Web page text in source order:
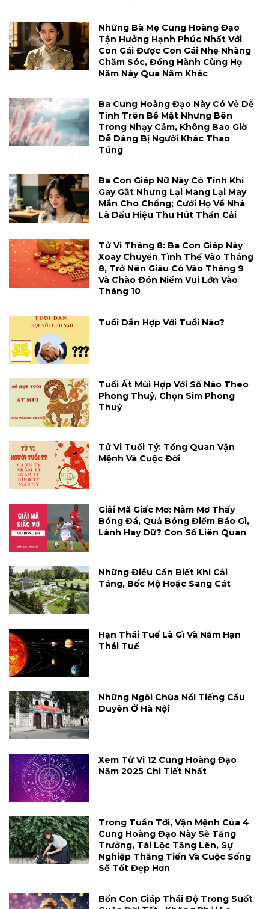
Những Bà Mẹ Cung Hoàng Đạo
Tận Hưởng Hạnh Phúc Nhất Với
Con Gái Được Con Gái Nhẹ Nhàng
Chăm Sóc, Đồng Hành Cùng Họ
Năm Này Qua Năm Khác
Ba Cung Hoàng Đạo Này Có Vẻ Dễ
Tính Trên Bề Mặt Nhưng Bên
Trong Nhạy Cảm, Không Bao Giờ
Dễ Dàng Bị Người Khác Thao
Túng
Ba Con Giáp Nữ Này Có Tính Khí
Gay Gắt Nhưng Lại Mang Lại May
Mắn Cho Chồng; Cưới Họ Về Nhà
Là Dấu Hiệu Thu Hút Thần Cải
Tử Vi Tháng 8: Ba Con Giáp Này
Xoay Chuyển Tình Thế Vào Tháng
8, Trở Nên Giàu Có Vào Tháng 9
Và Chào Đón Niềm Vui Lớn Vào
Tháng 10
Tuổi Dần Hợp Với Tuổi Nào?
Tuổi Ất Mùi Hợp Với Số Nào Theo
Phong Thuỷ, Chọn Sim Phong
Thuỷ
Tử Vi Tuổi Tý: Tổng Quan Vận
Mệnh Và Cuộc Đời
Giải Mã Giấc Mơ: Nằm Mơ Thấy
Bóng Đá, Quả Bóng Điềm Báo Gì,
Lành Hay Dữ? Con Số Liên Quan
Những Điều Cần Biết Khi Cải
Táng, Bốc Mộ Hoặc Sang Cát
Hạn Thái Tuế Là Gì Và Năm Hạn
Thái Tuế
Những Ngôi Chùa Nổi Tiếng Cầu
Duyên Ở Hà Nội
Xem Tử Vi 12 Cung Hoàng Đạo
Năm 2025 Chi Tiết Nhất
Trong Tuần Tới, Vận Mệnh Của 4
Cung Hoàng Đạo Này Sẽ Tăng
Trưởng, Tài Lộc Tăng Lên, Sự
Nghiệp Thăng Tiến Và Cuộc Sống
Sẽ Tốt Đẹp Hơn
Bốn Con Giáp Thái Độ Trong Suốt